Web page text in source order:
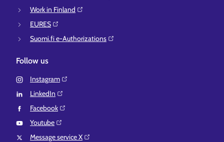
Work in Finland⁠
EURES⁠
Suomi.fi e-Authorizations⁠
Follow us
Instagram⁠
LinkedIn⁠
Facebook⁠
Youtube⁠
Message service X⁠